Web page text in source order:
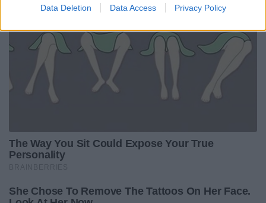
Data Deletion Data Access Privacy Policy